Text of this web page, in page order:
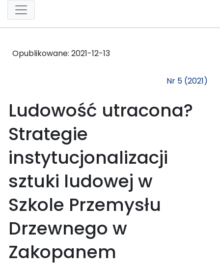
Opublikowane: 2021-12-13
Nr 5 (2021)
Ludowość utracona?
Strategie
instytucjonalizacji
sztuki ludowej w
Szkole Przemysłu
Drzewnego w
Zakopanem